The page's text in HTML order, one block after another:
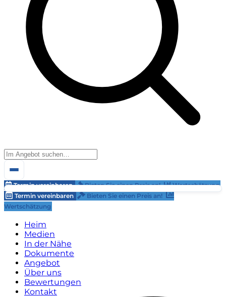
Termin vereinbaren Bieten Sie einen Preis an!
Wertschätzung
Termin vereinbaren
Bieten Sie einen Preis an!
Wertschätzung
Heim
Medien
In der Nähe
Dokumente
Angebot
Über uns
Bewertungen
Kontakt